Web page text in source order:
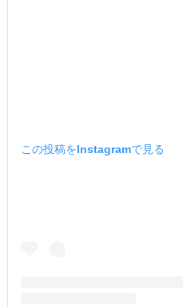
この投稿をInstagramで見る